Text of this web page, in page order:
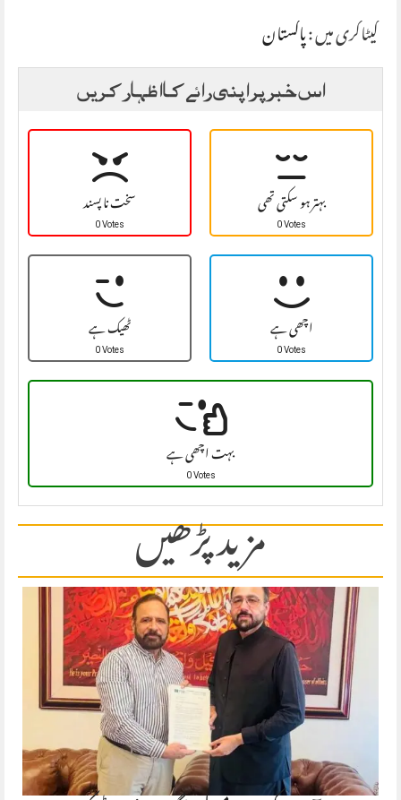
کیٹاگری میں :پاکستان
اس خبر پر اپنی رائے کا اظہار کریں
سخت نا پسند
0 Votes بہتر ہو سکتی تھی
0 Votes
ٹھیک ہے
0 Votes اچھی ہے
0 Votes
بہت اچھی ہے
0 Votes
مزید پڑھیں